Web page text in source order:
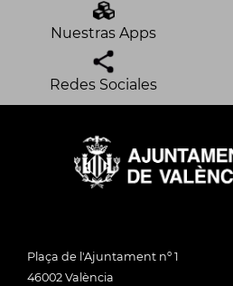
Nuestras Apps
Redes Sociales
Plaça de l'Ajuntament nº 1
46002 València